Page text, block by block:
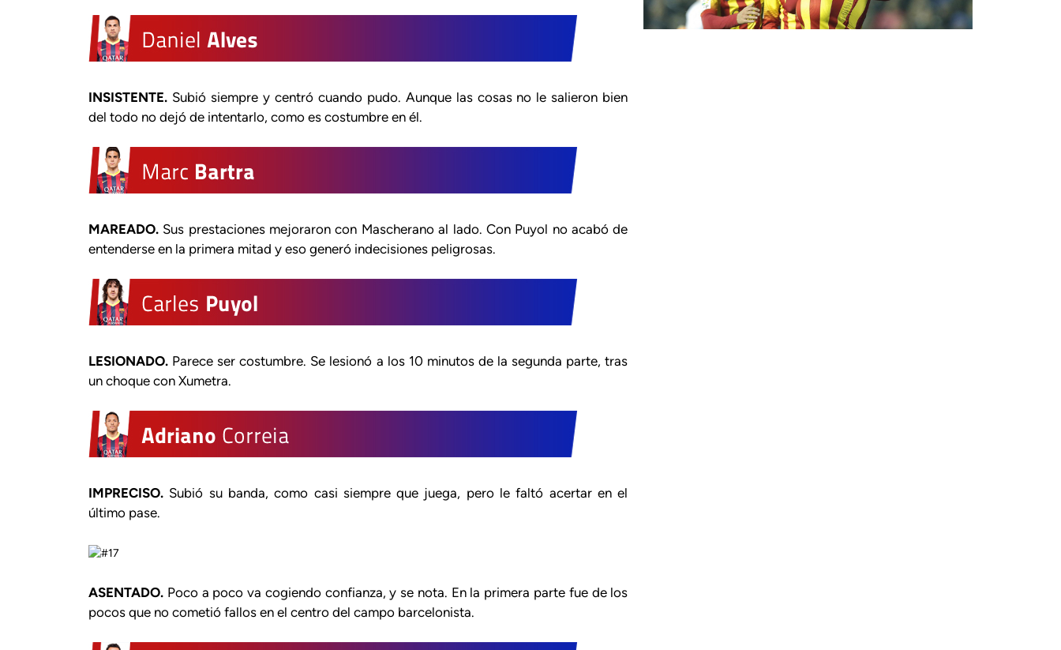
INSISTENTE. Subió siempre y centró cuando pudo. Aunque las cosas no le salieron bien
del todo no dejó de intentarlo, como es costumbre en él.
MAREADO. Sus prestaciones mejoraron con Mascherano al lado. Con Puyol no acabó de
entenderse en la primera mitad y eso generó indecisiones peligrosas.
LESIONADO. Parece ser costumbre. Se lesionó a los 10 minutos de la segunda parte, tras
un choque con Xumetra.
IMPRECISO. Subió su banda, como casi siempre que juega, pero le faltó acertar en el
último pase.
ASENTADO. Poco a poco va cogiendo confianza, y se nota. En la primera parte fue de los
pocos que no cometió fallos en el centro del campo barcelonista.